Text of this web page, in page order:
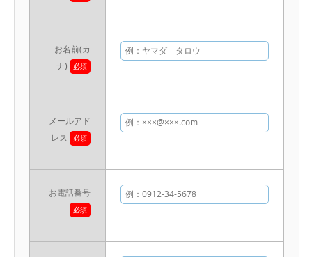
お名前(カ
ナ)
必須
メールアド
レス
必須
お電話番号
必須